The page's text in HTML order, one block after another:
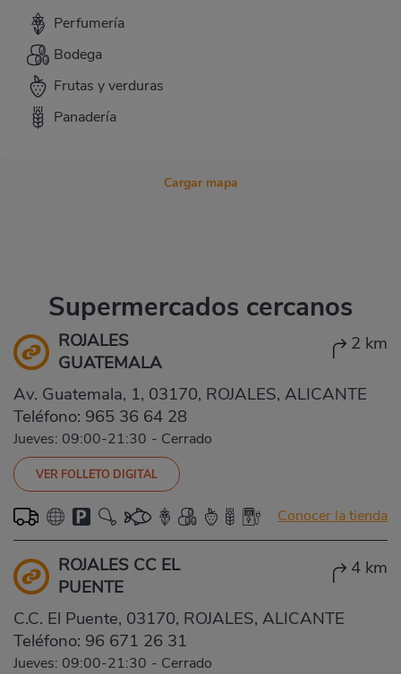
Perfumería
Bodega
Frutas y verduras
Panadería
Cargar mapa
Supermercados cercanos
ROJALES
GUATEMALA
2 km
Av. Guatemala, 1, 03170, ROJALES, ALICANTE
Teléfono: 965 36 64 28
Jueves: 09:00-21:30 - Cerrado
VER FOLLETO DIGITAL
Conocer la tienda
ROJALES CC EL
PUENTE
4 km
C.C. El Puente, 03170, ROJALES, ALICANTE
Teléfono: 96 671 26 31
Jueves: 09:00-21:30 - Cerrado